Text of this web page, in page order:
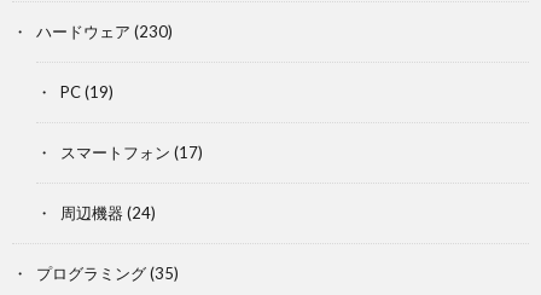
ハードウェア (230)
PC(19)
スマートフォン (17)
周辺機器 (24)
プログラミング(35)